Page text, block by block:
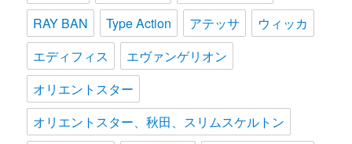
RAY BAN
Type Action アテッサ
ウィッカ
エディフィス
エヴァンゲリオン
オリエントスター
オリエントスター、秋田、スリムスケルトン